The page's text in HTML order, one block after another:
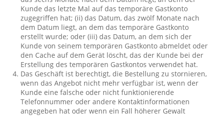
Kunde das letzte Mal auf das temporäre Gastkonto
zugegriffen hat; (ii) das Datum, das zwölf Monate nach
dem Datum liegt, an dem das temporäre Gastkonto
erstellt wurde; oder (iii) das Datum, an dem sich der
Kunde von seinem temporären Gastkonto abmeldet oder
den Cache auf dem Gerät löscht, das der Kunde bei der
Erstellung des temporären Gastkontos verwendet hat.
Das Geschäft ist berechtigt, die Bestellung zu stornieren,
wenn das Angebot nicht mehr verfügbar ist, wenn der
Kunde eine falsche oder nicht funktionierende
Telefonnummer oder andere Kontaktinformationen
angegeben hat oder wenn ein Fall höherer Gewalt